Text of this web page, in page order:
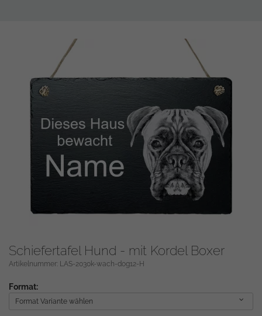
Schiefertafel Hund - mit Kordel Boxer
Artikelnummer: LAS-2030k-wach-dog12-H
Format:
Format Variante wählen